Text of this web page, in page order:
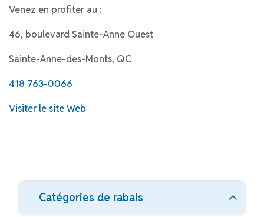
Venez en profiter au :
46, boulevard Sainte-Anne Ouest
Sainte-Anne-des-Monts, QC
418 763-0066
Visiter le site Web
Catégories de rabais